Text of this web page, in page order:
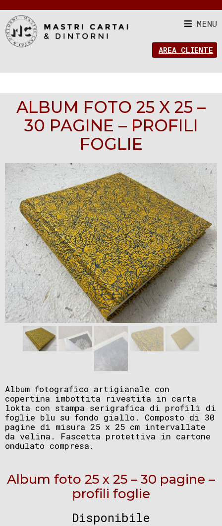
MENU
AREA CLIENTE
ALBUM FOTO 25 X 25 –
30 PAGINE – PROFILI
FOGLIE
Album fotografico artigianale con
copertina imbottita rivestita in carta
lokta con stampa serigrafica di profili di
foglie blu su fondo giallo. Composto di 30
pagine di misura 25 x 25 cm intervallate
da velina. Fascetta protettiva in cartone
ondulato compresa.
Album foto 25 x 25 – 30 pagine –
profili foglie
Disponibile